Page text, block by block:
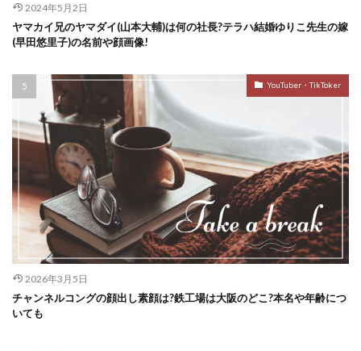
2024年5月2日
ヤマカイ兄のヤマダイ(山本大輔)は何の社長?テラハ結婚ゆりこ先生の嫁
(早田悠里子)の名前や顔画像!
YouTuber・TikToker
2026年3月5日
チャンネルコングの顔出し素顔は?鉄工場は大阪のどこ?本名や年齢につ
いても